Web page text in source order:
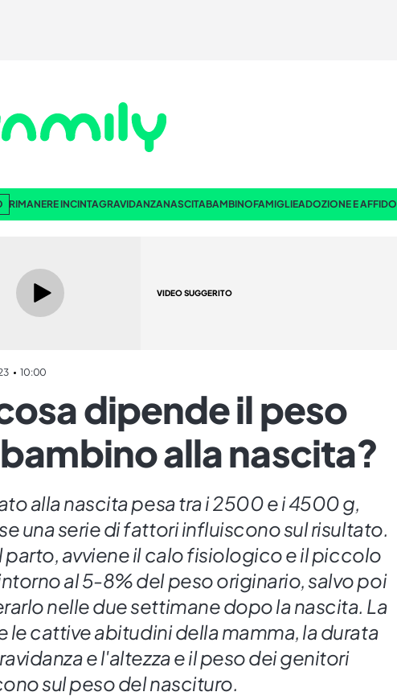
RIMANERE INCINTAGRAVIDANZANASCITABAMBINOFAMIGLIEADOZIONE E AFFIDO
VIDEO SUGGERITO
10:00
dipende il peso
alla nascita?
alla nascita pesa tra i 2500 e i 4500 g,
una serie di fattori influiscono sul risultato.
parto, avviene il calo fisiologico e il piccolo
al 5-8% del peso originario, salvo poi
nelle due settimane dopo la nascita. La
le cattive abitudini della mamma, la durata
e l'altezza e il peso dei genitori
sul peso del nascituro.